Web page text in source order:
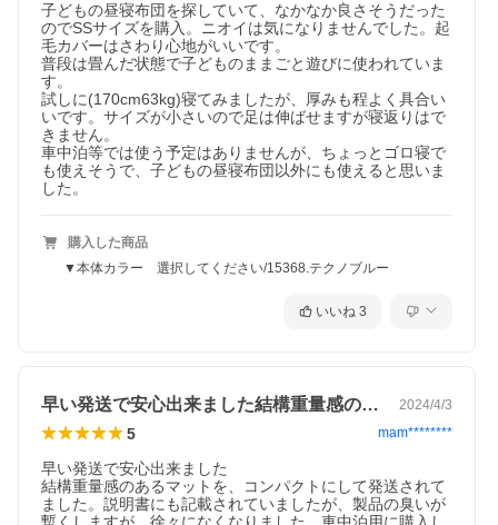
子どもの昼寝布団を探していて、なかなか良さそうだった
のでSSサイズを購入。ニオイは気になりませんでした。起
毛カバーはさわり心地がいいです。
普段は畳んだ状態で子どものままごと遊びに使われていま
す。
試しに(170cm63kg)寝てみましたが、厚みも程よく具合い
いです。サイズが小さいので足は伸ばせますが寝返りはで
きません。
車中泊等では使う予定はありませんが、ちょっとゴロ寝で
も使えそうで、子どもの昼寝布団以外にも使えると思いま
した。
購入した商品
▼本体カラー 選択してください/15368.テクノブルー
いいね 3
早い発送で安心出来ました結構重量感のあ… 2024/4/3
5 mam********
早い発送で安心出来ました
結構重量感のあるマットを、コンパクトにして発送されて
ました。説明書にも記載されていましたが、製品の臭いが